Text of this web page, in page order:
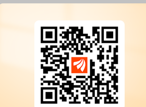
主力净比：
超大单净比：
大单净比：